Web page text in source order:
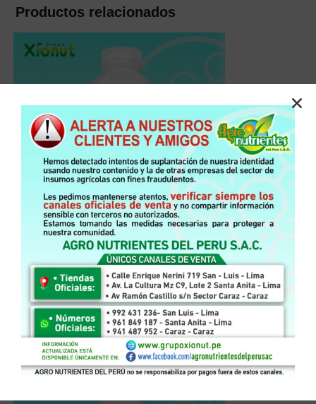
Productos relacionados
ADHERENTE,TODOS LOS PRODUCTOS
Xionut – WETT
Leer más
Pídelo por WhatsApp ó Contice